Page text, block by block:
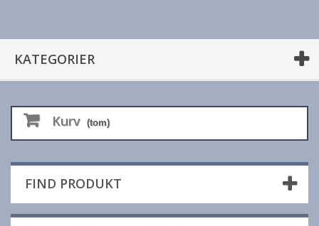
KATEGORIER
Kurv (tom)
FIND PRODUKT